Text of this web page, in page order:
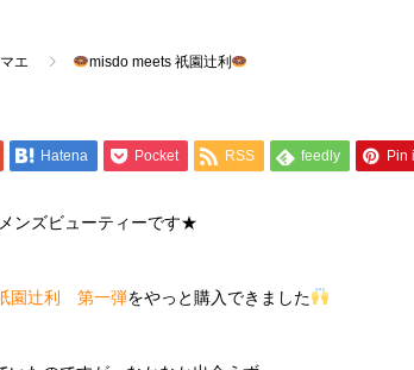
エ misdo meets 祇園辻利
Hatena Pocket RSS feedly Pin
ンズビューティーです★
園辻利 第一弾をやっと購入できました